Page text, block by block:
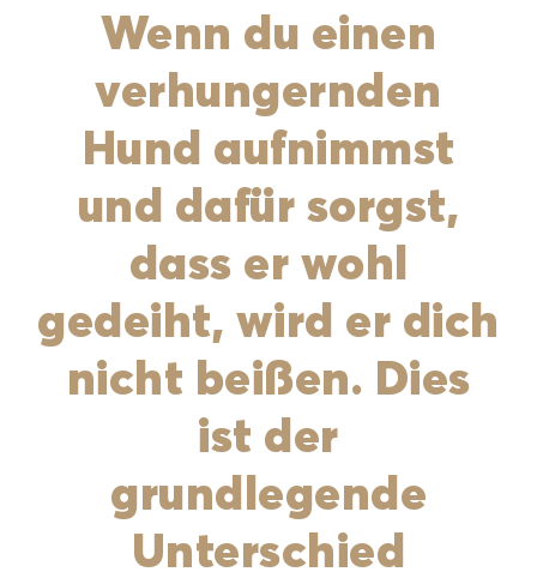
Wenn du einen
verhungernden
Hund aufnimmst
und dafür sorgst,
dass er wohl
gedeiht, wird er dich
nicht beißen. Dies
ist der
grundlegende
Unterschied